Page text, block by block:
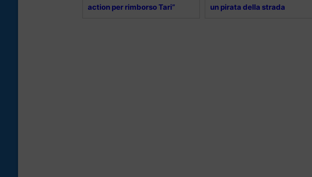
action per rimborso Tari”
un pirata della strada